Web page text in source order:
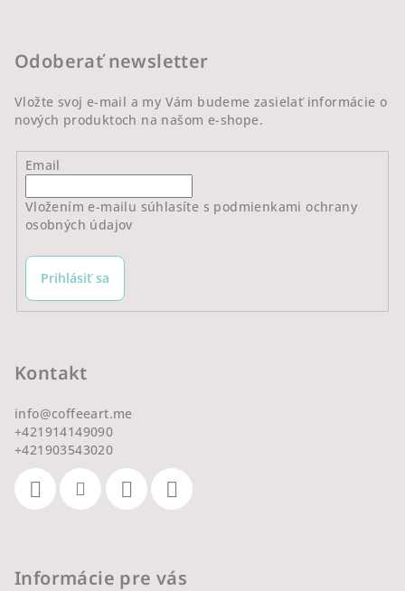
Odoberať newsletter
Vložte svoj e-mail a my Vám budeme zasielať informácie o
nových produktoch na našom e-shope.
Email
Vložením e-mailu súhlasíte s podmienkami ochrany
osobných údajov
Prihlásiť sa
Kontakt
info@coffeeart.me
+421914149090
+421903543020
Informácie pre vás